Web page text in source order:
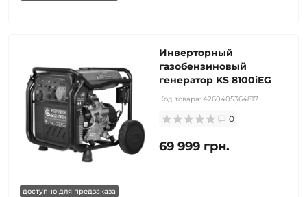
доступно для предзаказа
Инверторный
газобензиновый
генератор KS 8100iEG
Код товара: 4260405364817
0
69 999 грн.